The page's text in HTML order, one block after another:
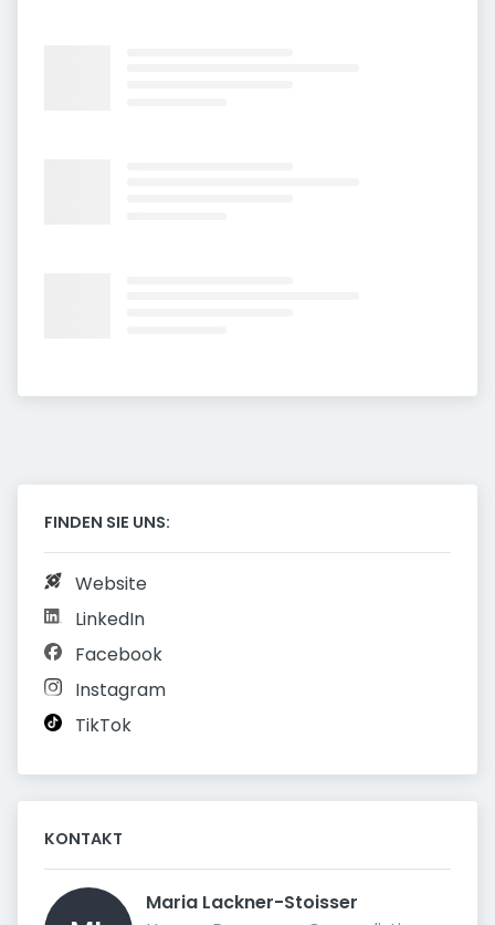
FINDEN SIE UNS:
Website
LinkedIn
Facebook
Instagram
TikTok
KONTAKT
Maria Lackner-Stoisser